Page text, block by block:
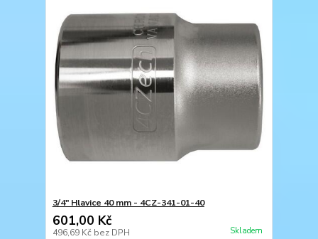
3/4" Hlavice 40 mm - 4CZ-341-01-40
601,00 Kč
496,69 Kč bez DPH Skladem